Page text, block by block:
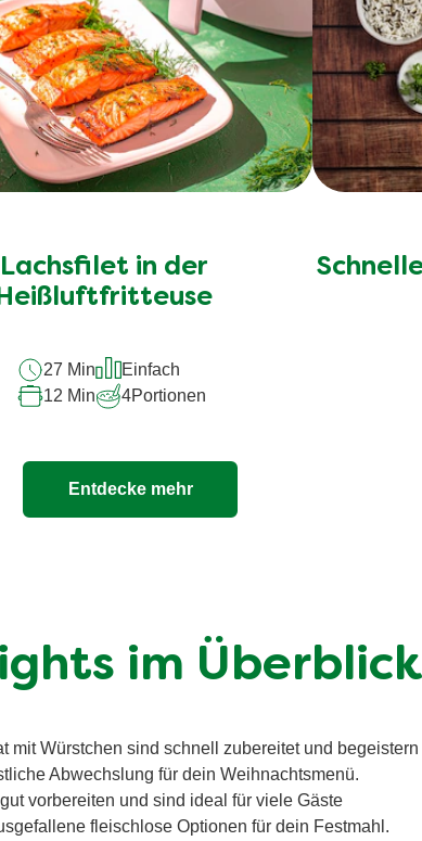
Lachsfilet in der
27 Min
Einfach
12 Min
4Portionen
Entdecke mehr
im Überblick
mit Würstchen sind schnell zubereitet und
Abwechslung für dein Weihnachtsmenü.
vorbereiten und sind ideal für viele Gäste
fleischlose Optionen für dein Festmahl.